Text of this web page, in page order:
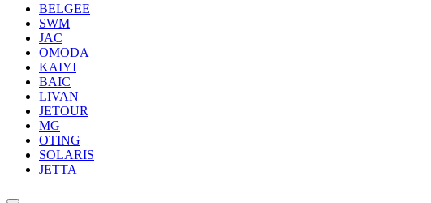
BELGEE
SWM
JAC
OMODA
KAIYI
BAIC
LIVAN
JETOUR
MG
OTING
SOLARIS
JETTA